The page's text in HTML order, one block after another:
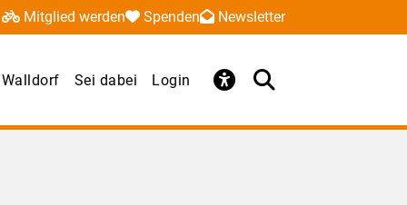
Mitglied werden Spenden Newsletter
Sei dabei Login